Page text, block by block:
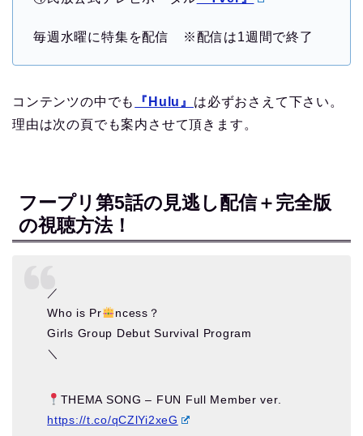
毎週水曜に特集を配信 ※配信は1週間で終了
コンテンツの中でも 『Hulu』 は必ずおさえて下さい。
理由は次の頁でも案内させて頂きます。
フープリ第5話の見逃し配信＋完全版
の視聴方法！
／
Who is Pr
ncess？
Girls Group Debut Survival Program
＼
THEMA SONG – FUN Full Member ver.
https://t.co/qCZlYi2xeG